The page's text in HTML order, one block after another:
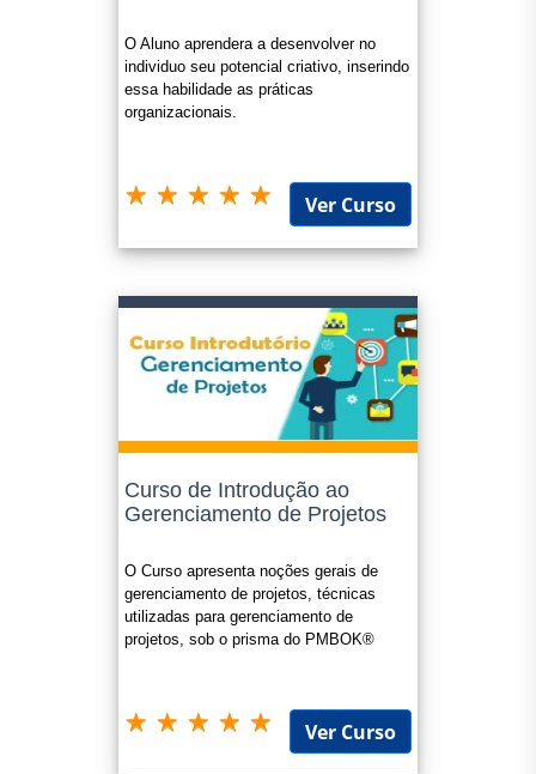
O Aluno aprendera a desenvolver no
individuo seu potencial criativo, inserindo
essa habilidade as práticas
organizacionais.
Ver Curso
Curso de Introdução ao
Gerenciamento de Projetos
O Curso apresenta noções gerais de
gerenciamento de projetos, técnicas
utilizadas para gerenciamento de
projetos, sob o prisma do PMBOK®
Ver Curso